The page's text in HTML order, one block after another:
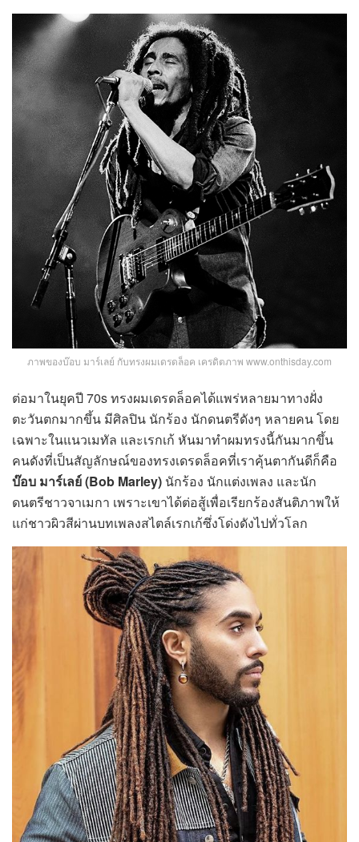
ภาพของบ๊อบ มาร์เลย์ กับทรงผมเดรดล็อค เครดิตภาพ www.onthisday.com
ต่อมาในยุคปี 70s ทรงผมเดรดล็อคได้แพร่หลายมาทางฝั่ง
ตะวันตกมากขึ้น มีศิลปิน นักร้อง นักดนตรีดังๆ หลายคน โดย
เฉพาะในแนวเมทัล และเรกเก้ หันมาทำผมทรงนี้กันมากขึ้น
คนดังที่เป็นสัญลักษณ์ของทรงเดรดล็อคที่เราคุ้นตากันดีก็คือ
บ๊อบ มาร์เลย์(Bob Marley) นักร้อง นักแต่งเพลง และนัก
ดนตรีชาวจาเมกา เพราะเขาได้ต่อสู้เพื่อเรียกร้องสันติภาพให้
แก่ชาวผิวสีผ่านบทเพลงสไตล์เรกเก้ซึ่งโด่งดังไปทั่วโลก